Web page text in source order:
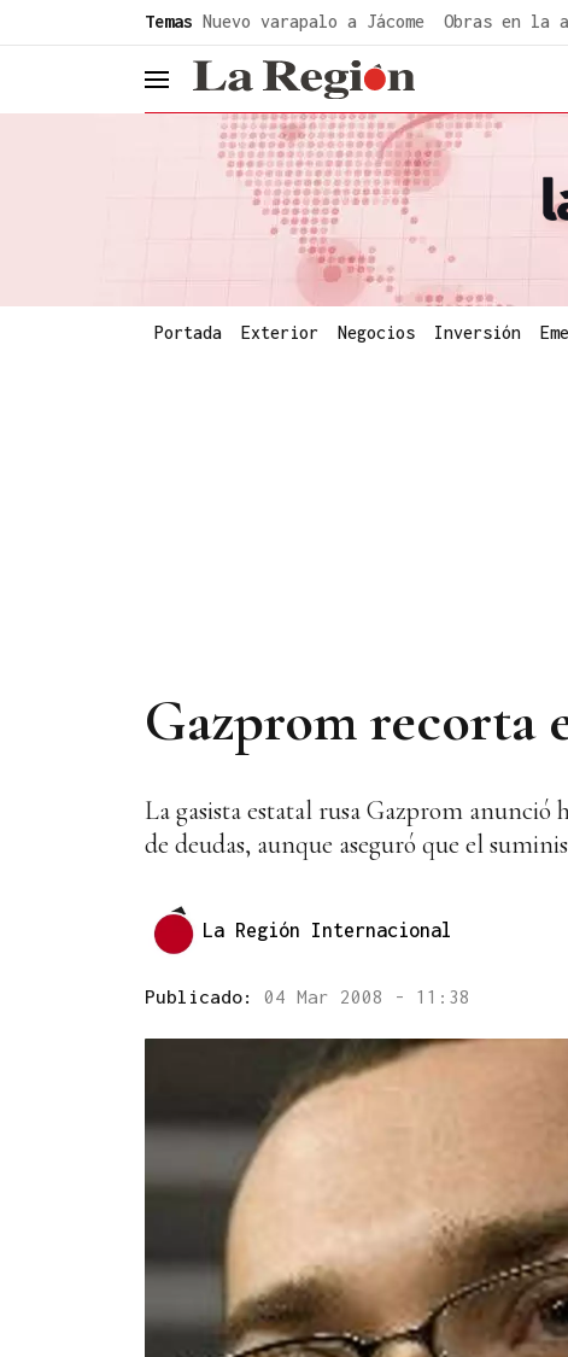
Temas Nuevo varapalo a Jácome Obras en la
header.menu.open
Portada Exterior Negocios Inversión
Gazprom recorta
La gasista estatal rusa Gazprom
de deudas, aunque aseguró que el
La Región Internacional
Publicado: 04 Mar 2008 - 11:38